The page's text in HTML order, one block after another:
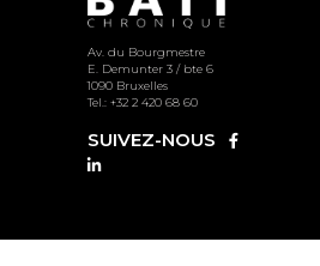
Av. du Bourgmestre
E. Demunter 3 / bte 6
1090 Bruxelles
Tel.: +32 2 420 68 60
SUIVEZ-NOUS